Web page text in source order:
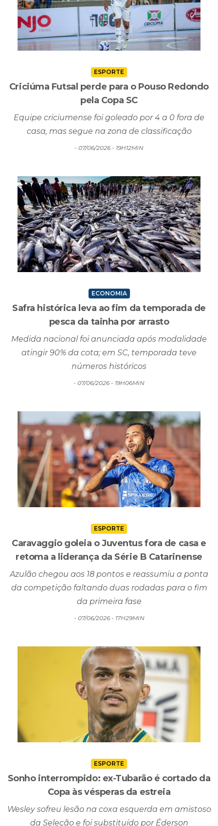
ESPORTE
pela Copa SC
Equipe criciumense foi goleado por 4 a 0 fora de
casa, mas segue na zona de classificação
- 07/06/2026 - 19H12MIN
ECONOMIA
pesca da tainha por arrasto
Medida nacional foi anunciada após modalidade
atingir 90% da cota; em SC, temporada teve
números históricos
- 07/06/2026 - 19H06MIN
ESPORTE
retoma a liderança da Série B Catarinense
Azulão chegou aos 18 pontos e reassumiu a ponta
da competição faltando duas rodadas para o fim
da primeira fase
- 07/06/2026 - 17H29MIN
ESPORTE
Copa às vésperas da estreia
Wesley sofreu lesão na coxa esquerda em amistoso
da Seleção e foi substituído por Éderson
- 07/06/2026 - 15H21MIN